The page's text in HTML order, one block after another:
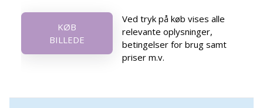
KØB
BILLEDE
Ved tryk på køb vises alle
relevante oplysninger,
betingelser for brug samt
priser m.v.